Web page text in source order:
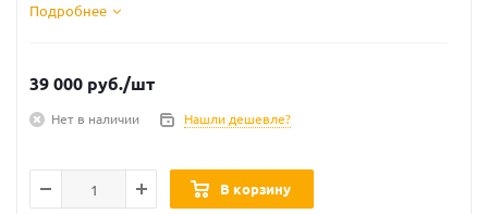
Подробнее
39 000 руб./шт
Нет в наличии Нашли дешевле?
В корзину